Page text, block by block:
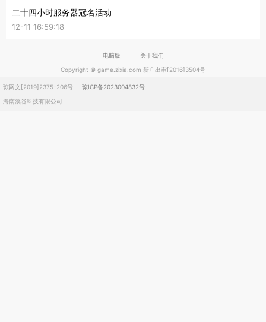
二十四小时服务器冠名活动
12-11 16:59:18
电脑版
关于我们
Copyright © game.zixia.com 新广出审[2016]3504号
琼网文[2019]2375-206号
琼ICP备2023004832号
海南溪谷科技有限公司